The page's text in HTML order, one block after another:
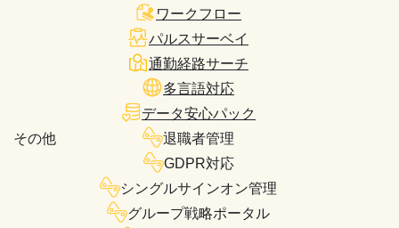
その他
ワークフロー
パルスサーベイ
通勤経路サーチ
多言語対応
データ安心パック
退職者管理
GDPR対応
シングルサインオン管理
グループ戦略ポータル